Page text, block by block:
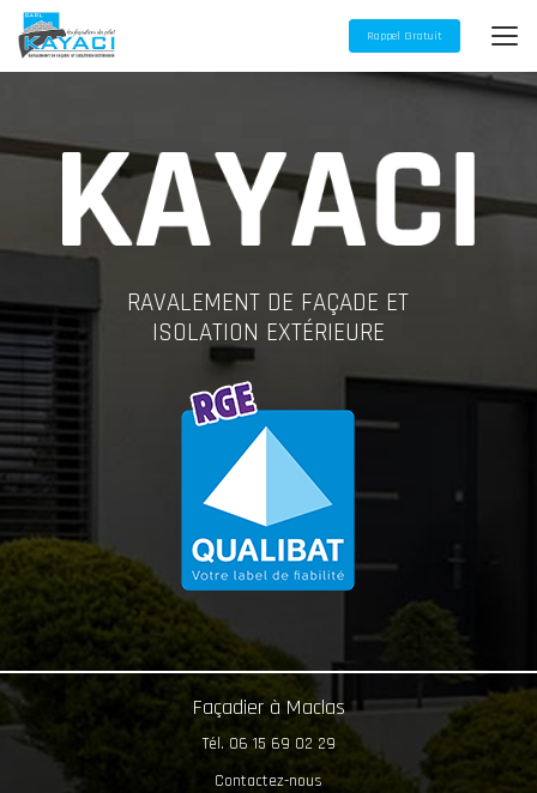
Aller
contenu
principal
Rappel Gratuit
RAVALEMENT DE FAÇADE ET
ISOLATION EXTÉRIEURE
Façadier à Maclas
Tél. 06 15 69 02 29
Contactez-nous